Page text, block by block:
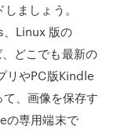
ましょう。
Linux 版の
どこでも最新の
リやPC版Kindle
、画像を保存す
の専用端末で